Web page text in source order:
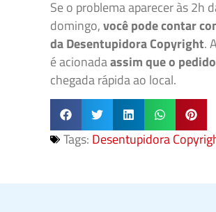
Se o problema aparecer às 2h
domingo,você pode contar
da Desentupidora Copyright.
é acionadaassim que o
chegada rápida ao local.
Tags: Desentupidora